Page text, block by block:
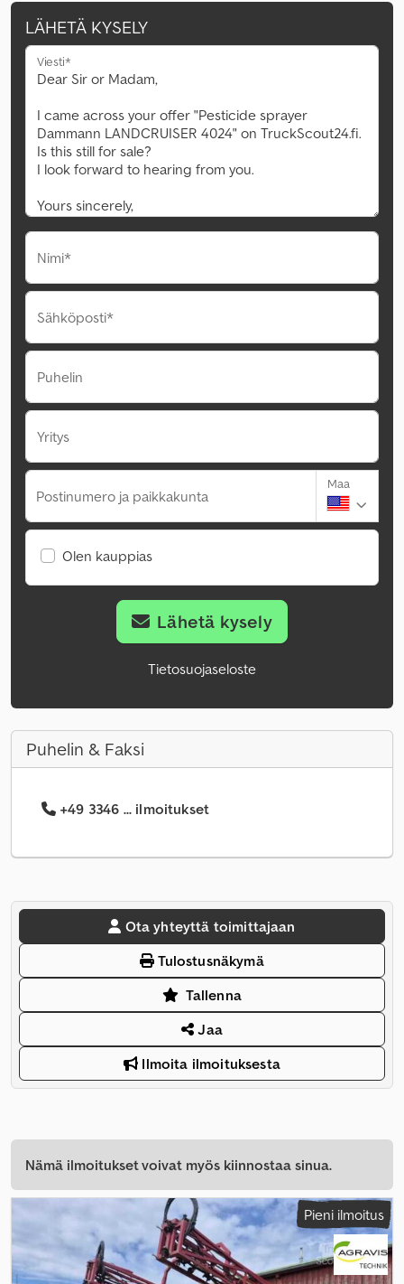
LÄHETÄ KYSELY
Viesti*
Nimi*
Sähköposti*
Puhelin
Yritys
Postinumero ja paikkakunta
Maa
Olen kauppias
Lähetä kysely
Tietosuojaseloste
Puhelin & Faksi
+49 3346 ... ilmoitukset
Ota yhteyttä toimittajaan
Tulostusnäkymä
Tallenna
Jaa
Ilmoita ilmoituksesta
Nämä ilmoitukset voivat myös kiinnostaa sinua.
Pieni ilmoitus